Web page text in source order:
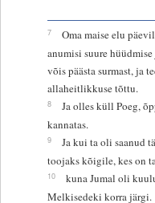
7
Oma maise elu
anumisi suure
võis päästa surmast, ja
allaheitlikkuse tõttu.
8
Ja olles küll Poeg,
kannatas.
9
Ja kui ta oli saanud
toojaks kõigile, kes on
10
kuna Jumal oli
Melkisedeki korra järgi.